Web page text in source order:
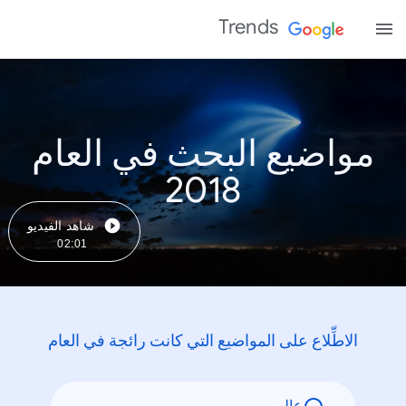
Trends
مواضيع البحث في العام
2018
شاهد الفيديو
02:01
الاطِّلاع على المواضيع التي كانت رائجة في العام